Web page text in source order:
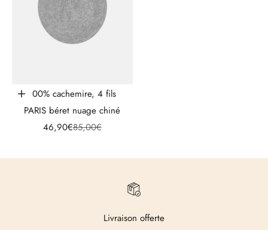
Ajouter au panier
100% cachemire, 4 fils
PARIS béret nuage chiné
Prix de vente
46,90€Prix normal
85,00€
Livraison offerte